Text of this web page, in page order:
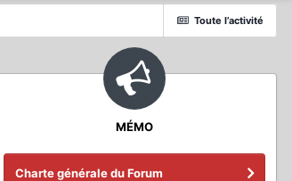
Toute l’activité
MÉMO
Charte générale du Forum